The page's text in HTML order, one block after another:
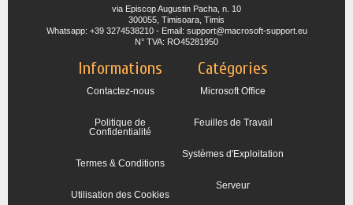
via Episcop Augustin Pacha, n. 10
300055, Timisoara, Timis
Whatsapp: +39 3274538210 - Email: support@macrosoft-support.eu
N° TVA: RO45281950
Informations
Contactez-nous
Politique de
Confidentialité
Termes & Conditions
Utilisation des Cookies
Catégories
Microsoft Office
Feuilles de Travail
Systèmes d'Exploitation
Serveur